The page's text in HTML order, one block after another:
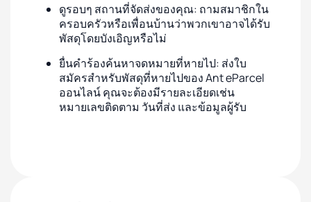
ดูรอบๆ สถานที่จัดส่งของคุณ: ถามสมาชิกใน
ครอบครัวหรือเพื่อนบ้านว่าพวกเขาอาจได้รับ
พัสดุโดยบังเอิญหรือไม่
ยื่นคำร้องค้นหาจดหมายที่หายไป: ส่งใบ
สมัครสำหรับพัสดุที่หายไปของ Ant eParcel
ออนไลน์ คุณจะต้องมีรายละเอียดเช่น
หมายเลขติดตาม วันที่ส่ง และข้อมูลผู้รับ